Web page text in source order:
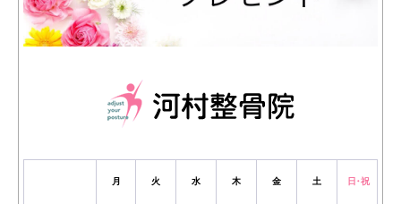
月 火 水 木 金 土 日・祝